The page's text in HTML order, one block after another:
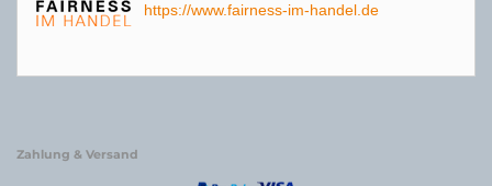
https://www.fairness-im-handel.de
Zahlung & Versand